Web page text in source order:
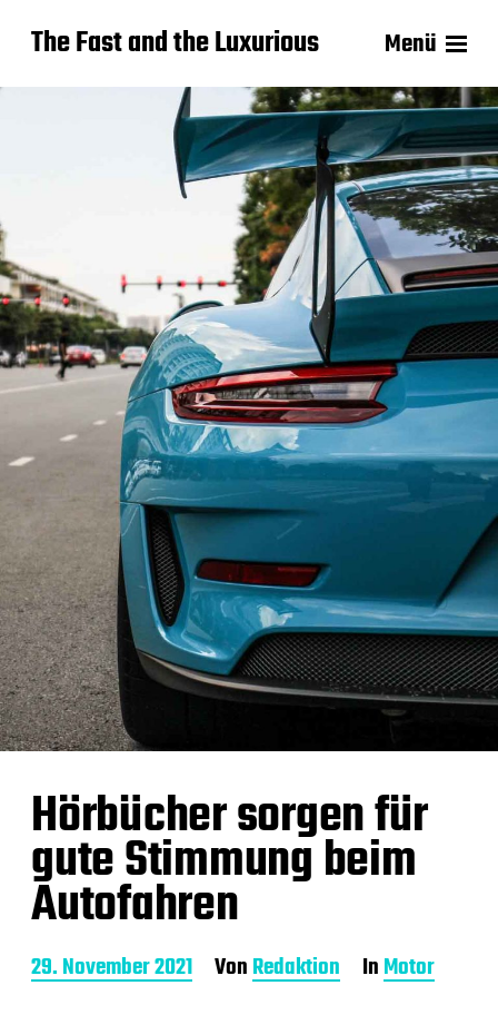
The Fast and the Luxurious Menü
Hörbücher sorgen für
gute Stimmung beim
Autofahren
B
e
29. November 2021 VonRedaktion InMotor